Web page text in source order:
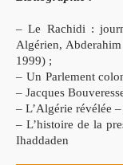
– Le Rachidi :
Algérien,
1999) ;
– Un Parlement
– Jacques
– L’Algérie révélée
– L’histoire de la
Ihaddaden